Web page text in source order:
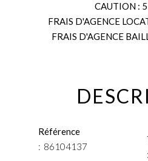
CAUTION :
FRAIS D'AGENCE
FRAIS D'AGENCE
Référence
86104137